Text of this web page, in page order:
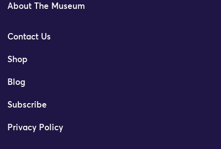
About The Museum
Contact Us
Shop
Blog
Subscribe
Privacy Policy